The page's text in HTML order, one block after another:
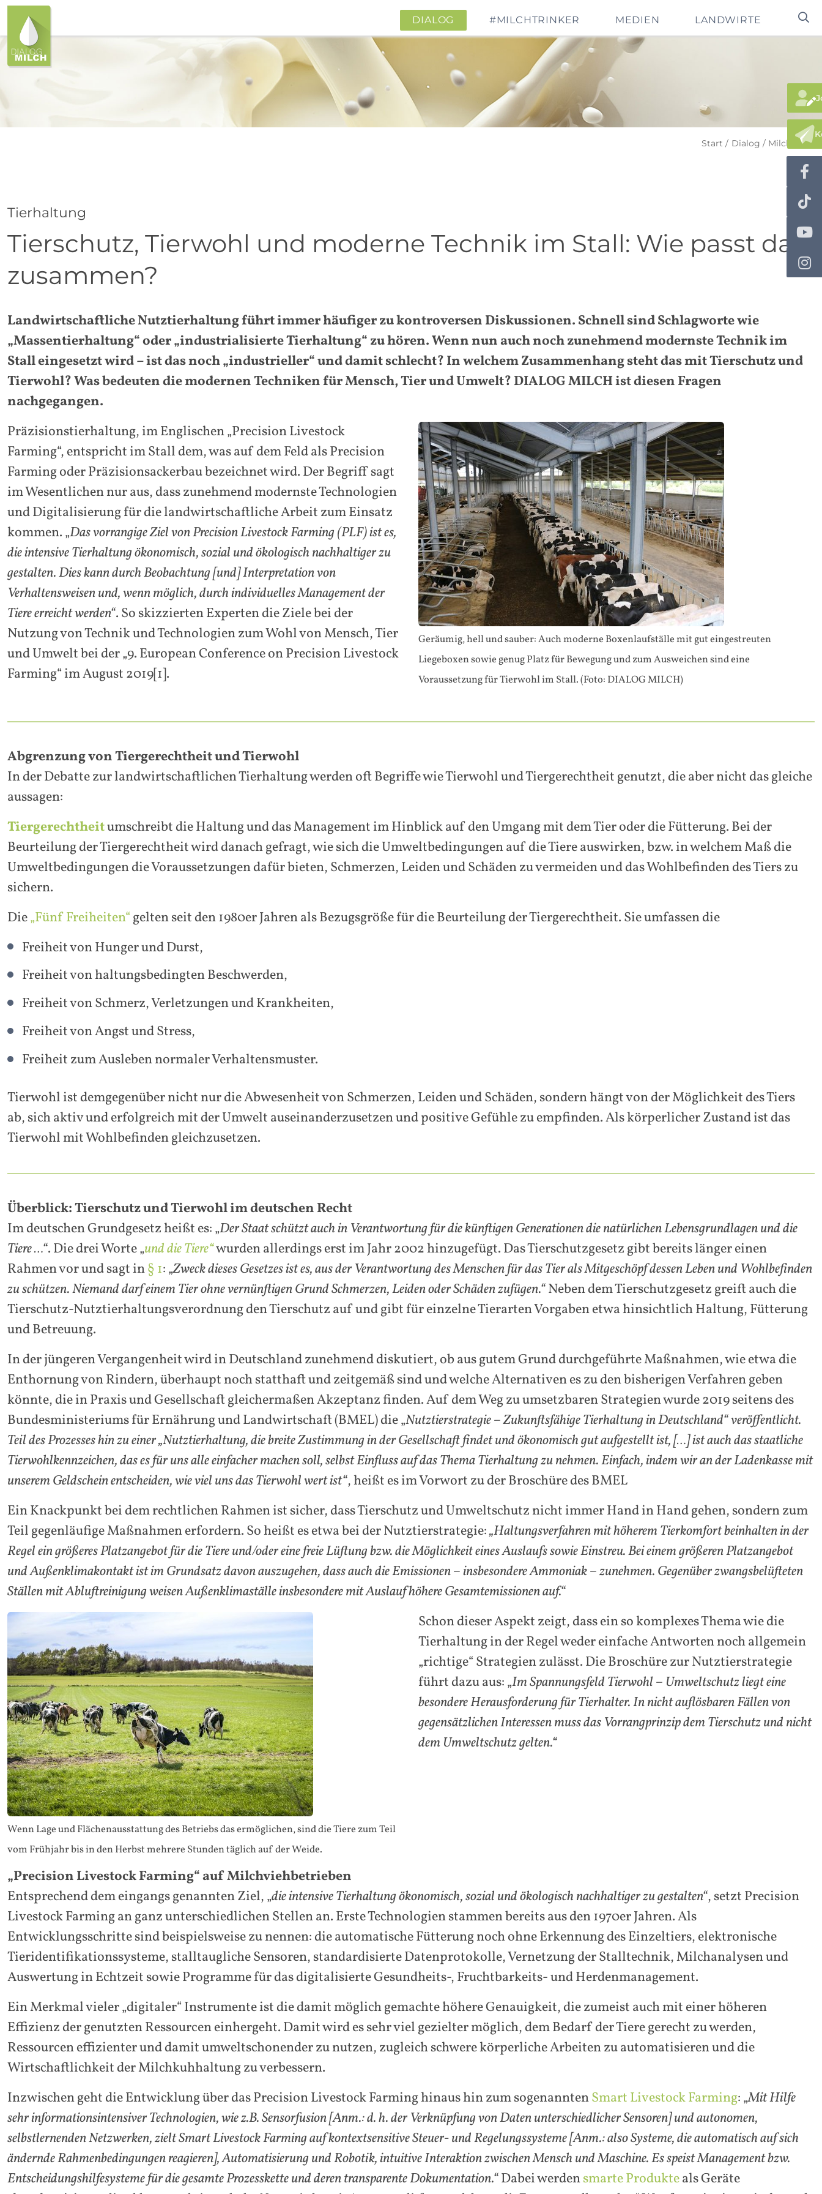
DIALOG #MILCHTRINKER MEDIEN LANDWIRTE
Start Dialog MilchFacts
Tierhaltung
Tierschutz, Tierwohl und moderne Technik im Stall: Wie passt das
zusammen?
Landwirtschaftliche Nutztierhaltung führt immer häufiger zu kontroversen Diskussionen. Schnell sind Schlagworte wie
„Massentierhaltung“ oder „industrialisierte Tierhaltung“ zu hören. Wenn nun auch noch zunehmend modernste Technik im
Stall eingesetzt wird – ist das noch „industrieller“ und damit schlecht? In welchem Zusammenhang steht das mit Tierschutz und
Tierwohl? Was bedeuten die modernen Techniken für Mensch, Tier und Umwelt? DIALOG MILCH ist diesen Fragen
nachgegangen.
Präzisionstierhaltung, im Englischen „Precision Livestock
Farming“, entspricht im Stall dem, was auf dem Feld als Precision
Farming oder Präzisionsackerbau bezeichnet wird. Der Begriff sagt
im Wesentlichen nur aus, dass zunehmend modernste Technologien
und Digitalisierung für die landwirtschaftliche Arbeit zum Einsatz
kommen. „Das vorrangige Ziel von Precision Livestock Farming (PLF) ist es,
die intensive Tierhaltung ökonomisch, sozial und ökologisch nachhaltiger zu
gestalten. Dies kann durch Beobachtung [und] Interpretation von
Verhaltensweisen und, wenn möglich, durch individuelles Management der
Tiere erreicht werden“. So skizzierten Experten die Ziele bei der
Nutzung von Technik und Technologien zum Wohl von Mensch, Tier
und Umwelt bei der „9. European Conference on Precision Livestock
Farming“ im August 2019[1].
Geräumig, hell und sauber: Auch moderne Boxenlaufställe mit gut eingestreuten
Liegeboxen sowie genug Platz für Bewegung und zum Ausweichen sind eine
Voraussetzung für Tierwohl im Stall. (Foto: DIALOG MILCH)
Abgrenzung von Tiergerechtheit und Tierwohl
In der Debatte zur landwirtschaftlichen Tierhaltung werden oft Begriffe wie Tierwohl und Tiergerechtheit genutzt, die aber nicht das gleiche
aussagen:
Tiergerechtheitumschreibt die Haltung und das Management im Hinblick auf den Umgang mit dem Tier oder die Fütterung. Bei der
Beurteilung der Tiergerechtheit wird danach gefragt, wie sich die Umweltbedingungen auf die Tiere auswirken, bzw. in welchem Maß die
Umweltbedingungen die Voraussetzungen dafür bieten, Schmerzen, Leiden und Schäden zu vermeiden und das Wohlbefinden des Tiers zu
sichern.
Die„Fünf Freiheiten“gelten seit den 1980er Jahren als Bezugsgröße für die Beurteilung der Tiergerechtheit. Sie umfassen die
Freiheit von Hunger und Durst,
Freiheit von haltungsbedingten Beschwerden,
Freiheit von Schmerz, Verletzungen und Krankheiten,
Freiheit von Angst und Stress,
Freiheit zum Ausleben normaler Verhaltensmuster.
Tierwohl ist demgegenüber nicht nur die Abwesenheit von Schmerzen, Leiden und Schäden, sondern hängt von der Möglichkeit des Tiers
ab, sich aktiv und erfolgreich mit der Umwelt auseinanderzusetzen und positive Gefühle zu empfinden. Als körperlicher Zustand ist das
Tierwohl mit Wohlbefinden gleichzusetzen.
Überblick: Tierschutz und Tierwohl im deutschen Recht
Im deutschen Grundgesetz heißt es: „Der Staat schützt auch in Verantwortung für die künftigen Generationen die natürlichen Lebensgrundlagen und die
Tiere …“. Die drei Worte „und die Tiere“wurden allerdings erst im Jahr 2002 hinzugefügt. Das Tierschutzgesetz gibt bereits länger einen
Rahmen vor und sagt in§ 1: „Zweck dieses Gesetzes ist es, aus der Verantwortung des Menschen für das Tier als Mitgeschöpf dessen Leben und Wohlbefinden
zu schützen. Niemand darf einem Tier ohne vernünftigen Grund Schmerzen, Leiden oder Schäden zufügen.“Neben dem Tierschutzgesetz greift auch die
Tierschutz-Nutztierhaltungsverordnung den Tierschutz auf und gibt für einzelne Tierarten Vorgaben etwa hinsichtlich Haltung, Fütterung
und Betreuung.
In der jüngeren Vergangenheit wird in Deutschland zunehmend diskutiert, ob aus gutem Grund durchgeführte Maßnahmen, wie etwa die
Enthornung von Rindern, überhaupt noch statthaft und zeitgemäß sind und welche Alternativen es zu den bisherigen Verfahren geben
könnte, die in Praxis und Gesellschaft gleichermaßen Akzeptanz finden. Auf dem Weg zu umsetzbaren Strategien wurde 2019 seitens des
Bundesministeriums für Ernährung und Landwirtschaft (BMEL) die „Nutztierstrategie – Zukunftsfähige Tierhaltung in Deutschland“ veröffentlicht.
Teil des Prozesses hin zu einer „Nutztierhaltung, die breite Zustimmung in der Gesellschaft findet und ökonomisch gut aufgestellt ist, […] ist auch das staatliche
Tierwohlkennzeichen, das es für uns alle einfacher machen soll, selbst Einfluss auf das Thema Tierhaltung zu nehmen. Einfach, indem wir an der Ladenkasse mit
unserem Geldschein entscheiden, wie viel uns das Tierwohl wert ist“, heißt es im Vorwort zu der Broschüre des BMEL
Ein Knackpunkt bei dem rechtlichen Rahmen ist sicher, dass Tierschutz und Umweltschutz nicht immer Hand in Hand gehen, sondern zum
Teil gegenläufige Maßnahmen erfordern. So heißt es etwa bei der Nutztierstrategie:„Haltungsverfahren mit höherem Tierkomfort beinhalten in der
Regel ein größeres Platzangebot für die Tiere und/oder eine freie Lüftung bzw. die Möglichkeit eines Auslaufs sowie Einstreu. Bei einem größeren Platzangebot
und Außenklimakontakt ist im Grundsatz davon auszugehen, dass auch die Emissionen – insbesondere Ammoniak – zunehmen. Gegenüber zwangsbelüfteten
Ställen mit Abluftreinigung weisen Außenklimaställe insbesondere mit Auslauf höhere Gesamtemissionen auf.“
Wenn Lage und Flächenausstattung des Betriebs das ermöglichen, sind die Tiere zum Teil
vom Frühjahr bis in den Herbst mehrere Stunden täglich auf der Weide.
Schon dieser Aspekt zeigt, dass ein so komplexes Thema wie die
Tierhaltung in der Regel weder einfache Antworten noch allgemein
„richtige“ Strategien zulässt. Die Broschüre zur Nutztierstrategie
führt dazu aus: „Im Spannungsfeld Tierwohl – Umweltschutz liegt eine
besondere Herausforderung für Tierhalter. In nicht auflösbaren Fällen von
gegensätzlichen Interessen muss das Vorrangprinzip dem Tierschutz und nicht
dem Umweltschutz gelten.“
„Precision Livestock Farming“ auf Milchviehbetrieben
Entsprechend dem eingangs genannten Ziel, „die intensive Tierhaltung ökonomisch, sozial und ökologisch nachhaltiger zu gestalten“, setzt Precision
Livestock Farming an ganz unterschiedlichen Stellen an. Erste Technologien stammen bereits aus den 1970er Jahren. Als
Entwicklungsschritte sind beispielsweise zu nennen: die automatische Fütterung noch ohne Erkennung des Einzeltiers, elektronische
Tieridentifikationssysteme, stalltaugliche Sensoren, standardisierte Datenprotokolle, Vernetzung der Stalltechnik, Milchanalysen und
Auswertung in Echtzeit sowie Programme für das digitalisierte Gesundheits-, Fruchtbarkeits- und Herdenmanagement.
Ein Merkmal vieler „digitaler“ Instrumente ist die damit möglich gemachte höhere Genauigkeit, die zumeist auch mit einer höheren
Effizienz der genutzten Ressourcen einhergeht. Damit wird es sehr viel gezielter möglich, dem Bedarf der Tiere gerecht zu werden,
Ressourcen effizienter und damit umweltschonender zu nutzen, zugleich schwere körperliche Arbeiten zu automatisieren und die
Wirtschaftlichkeit der Milchkuhhaltung zu verbessern.
Inzwischen geht die Entwicklung über das Precision Livestock Farming hinaus hin zum sogenanntenSmart Livestock Farming: „Mit Hilfe
sehr informationsintensiver Technologien, wie z.B. Sensorfusion [Anm.: d. h. der Verknüpfung von Daten unterschiedlicher Sensoren] und autonomen,
selbstlernenden Netzwerken, zielt Smart Livestock Farming auf kontextsensitive Steuer- und Regelungssysteme [Anm.: also Systeme, die automatisch auf sich
ändernde Rahmenbedingungen reagieren], Automatisierung und Robotik, intuitive Interaktion zwischen Mensch und Maschine. Es speist Management bzw.
Entscheidungshilfesysteme für die gesamte Prozesskette und deren transparente Dokumentation.“Dabei werdensmarte Produkteals Geräte